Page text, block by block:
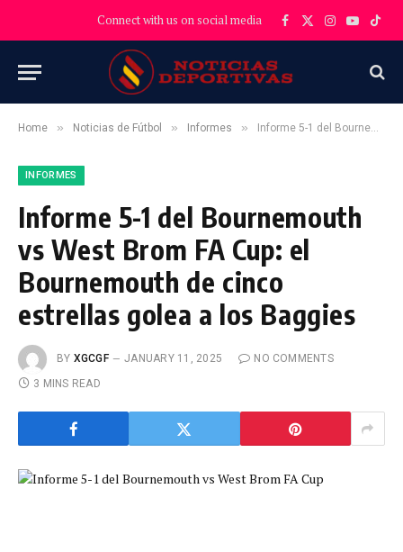
Connect with us on social media Facebook
X
Instagram
YouTube
Home » Noticias de Fútbol » Informes » Informe 5-1 del Bournemouth vs West Brom FA Cup: el Bournemouth de cinco estrellas golea a los Baggies
INFORMES
Informe 5-1 del Bournemouth
vs West Brom FA Cup: el
Bournemouth de cinco
estrellas golea a los Baggies
BY XGCGF JANUARY 11, 2025
NO COMMENTS
3 MINS READ